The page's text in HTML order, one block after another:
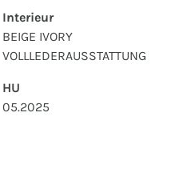
Interieur
BEIGE IVORY
VOLLLEDERAUSSTATTUNG
HU
05.2025